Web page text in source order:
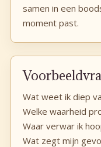
samen in een
moment past.
Wat weet ik diep
Welke waarheid
Waar verwar ik
Wat zegt mijn